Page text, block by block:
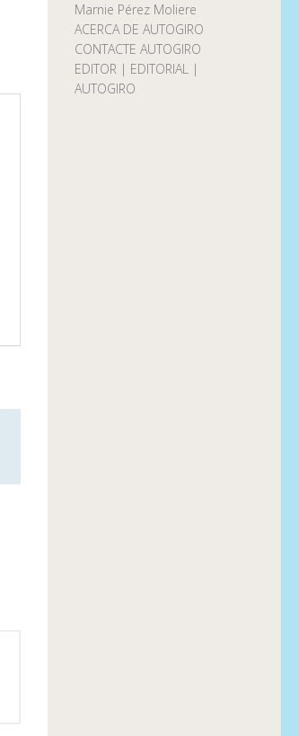
Marnie Pérez Moliere
ACERCA DE AUTOGIRO
CONTACTE AUTOGIRO
EDITOR | EDITORIAL |
AUTOGIRO